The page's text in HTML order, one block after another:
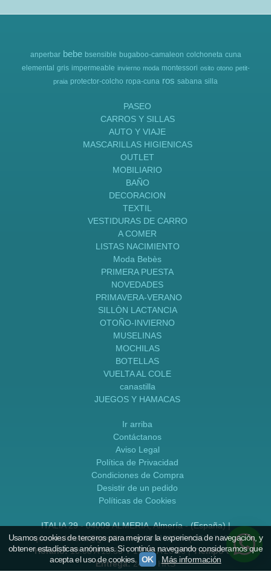
anperbar bebe bsensible bugaboo-camaleon colchoneta cuna
elemental gris impermeable invierno moda montessori osito otono petit-
praia protector-colcho ropa-cuna ros sabana silla
PASEO
CARROS Y SILLAS
AUTO Y VIAJE
MASCARILLAS HIGIENICAS
OUTLET
MOBILIARIO
BAÑO
DECORACION
TEXTIL
VESTIDURAS DE CARRO
A COMER
LISTAS NACIMIENTO
Moda Bebès
PRIMERA PUESTA
NOVEDADES
PRIMAVERA-VERANO
SILLÒN LACTANCIA
OTOÑO-INVIERNO
MUSELINAS
MOCHILAS
BOTELLAS
VUELTA AL COLE
canastilla
JUEGOS Y HAMACAS
Ir arriba
Contáctanos
Aviso Legal
Política de Privacidad
Condiciones de Compra
Desistir de un pedido
Políticas de Cookies
ITALIA 29 - 04009 ALMERIA, Almería - (España) |
qdecoralmeria@gmail.com |636491044|950174022
Horario:10:00 A 13:30 Y 17:30 A 20:30 |Tiempo de
Entrega:24-48 HRS
Usamos cookies de terceros para mejorar la experiencia de navegación, y
obtener estadísticas anónimas. Si continúa navegando consideramos que
acepta el uso de cookies. OK Más información